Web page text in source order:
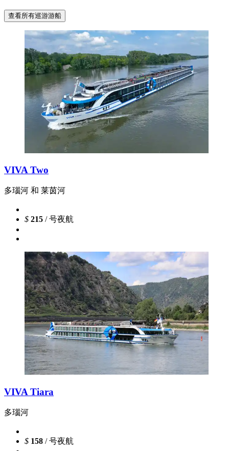
查看所有巡游游船
VIVA Two
多瑙河 和 莱茵河
$ 215 / 号夜航
VIVA Tiara
多瑙河
$ 158 / 号夜航